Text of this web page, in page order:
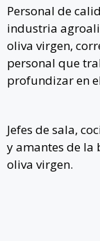
Personal de
industria
oliva virgen,
personal que
profundizar en
Jefes de sala,
y amantes de la
oliva virgen.